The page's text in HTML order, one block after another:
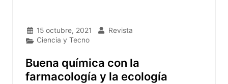
15 octubre, 2021
Revista
Ciencia y Tecno
Buena química con la
farmacología y la ecología